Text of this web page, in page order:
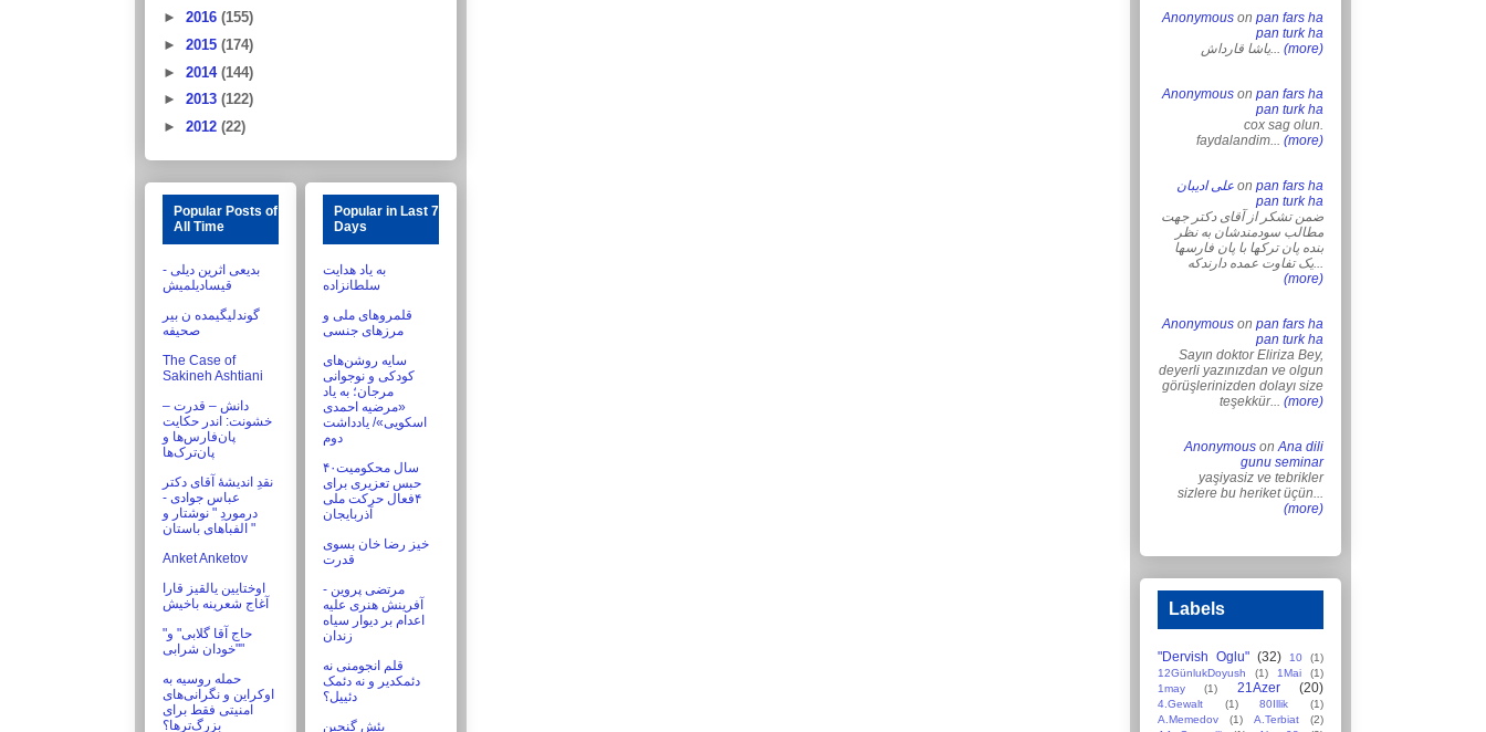
► 2016 (155)
► 2015 (174)
► 2014 (144)
► 2013 (122)
► 2012 (22)
Popular Posts of
All Time
بدیعی اثرین دیلی -
قیسادیلمیش
گوندلیگیمده ن بیر
صحیفه
The Case of
Sakineh Ashtiani
دانش – قدرت –
خشونت: اندر حکایت
پان‌فارس‌ها و
پان‌ترک‌ها
نقدِ اندیشۀ آقای دکتر
عباس جوادی -
درموردِ " نوشتار و
الفباهای باستان "
Anket Anketov
اوختايين يالقيز قارا
"حاج آقا گلابى" و
"خودان شرابى"
حمله روسیه به
اوکراین و نگرانی‌های
امنیتی فقط برای
بزرگ‌ترها؟
Popular in Last 7
Days
به یاد هدایت
سلطانزاده
قلمروهای ملی و
مرزهای جنسی
سایه روشن‌های
کودکی و نوجوانی
مرجان؛ به یاد
«مرضیه احمدی
اسکویی»/ یادداشت
دوم
۴۰سال محکومیت
حبس تعزیری برای
۴فعال حرکت ملی
آذربایجان
خیز رضا خان بسوی
قدرت
مرتضی پروین -
آفرینش هنری علیه
اعدام بر دیوار سیاه
زندان
قلم انجومنی نه
دئمکدیر و نه دئمک
دئییل؟
بئش گنجین
Anonymous on pan fars ha
pan turk ha
یاشا قارداش... (more)
Anonymous on pan fars ha
pan turk ha
cox sag olun.
faydalandim... (more)
علی ادیبان on pan fars ha
pan turk ha
ضمن تشکر از آقای دکتر جهت
مطالب سودمندشان به نظر
بنده پان ترکها با پان فارسها
یک تفاوت عمده دارندکه...
(more)
Anonymous on pan fars ha
pan turk ha
Sayın doktor Eliriza Bey,
deyerli yazınızdan ve olgun
görüşlerinizden dolayı size
teşekkür... (more)
Anonymous onAna dili
gunu seminar
yaşiyasiz ve tebrikler
sizlere bu heriket üçün...
(more)
Labels
"Dervish Oglu" (32) 10
(1)
12GünlukDoyush
(1) 1Mai
(1)
1may
(1) 21Azer (20)
4.Gewalt (1) 80Illik
(1)
A.Memedov
(1) A.Terbiat
(2)